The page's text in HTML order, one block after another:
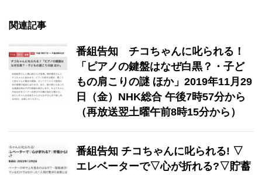
関連記事
番組告知 チコちゃんに叱られる！
「ピアノの鍵盤はなぜ白黒？・子ど
もの肩こりの謎 ほか」2019年11月29
日（金）NHK総合 午後7時57分から
（再放送翌土曜午前8時15分から）
番組告知 チコちゃんに叱られる! ▽
エレベーターで▽心が折れる?▽貯蓄